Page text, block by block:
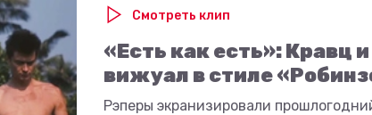
Смотреть клип
«Есть как есть»: Кравц
вижуал в стиле
Рэперы экранизировали